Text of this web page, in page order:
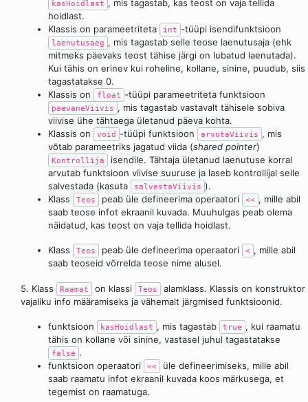
kasHoidlast , mis tagastab, kas teost on vaja tellida
hoidlast.
Klassis on parameetriteta
int -tüüpi isendifunktsioon
laenutusaeg , mis tagastab selle teose laenutusaja (ehk
mitmeks päevaks teost tähise järgi on lubatud laenutada).
Kui tähis on erinev kui roheline, kollane, sinine, puudub, siis
tagastatakse 0.
Klassis on
float -tüüpi parameetriteta funktsioon
paevaneViivis , mis tagastab vastavalt tähisele sobiva
viivise ühe tähtaega ületanud päeva kohta.
Klassis on
void -tüüpi funktsioon arvutaViivis , mis
võtab parameetriks jagatud viida (shared pointer)
Kontrollija
isendile. Tähtaja ületanud laenutuse korral
arvutab funktsioon viivise suuruse ja laseb kontrollijal selle
salvestada (kasuta
salvestaViivis ).
Klass
Teos peab üle defineerima operaatori << , mille abil
saab teose infot ekraanil kuvada. Muuhulgas peab olema
näidatud, kas teost on vaja tellida hoidlast.
Klass Teos peab üle defineerima operaatori < , mille abil
saab teoseid võrrelda teose nime alusel.
5. Klass Raamat on klassi Teos
alamklass. Klassis on konstruktor
vajaliku info määramiseks ja vähemalt järgmised funktsioonid.
funktsioon kasHoidlast , mis tagastab true , kui raamatu
tähis on kollane või sinine, vastasel juhul tagastatakse
false .
funktsioon operaatori
<<
üle defineerimiseks, mille abil
saab raamatu infot ekraanil kuvada koos märkusega, et
tegemist on raamatuga.